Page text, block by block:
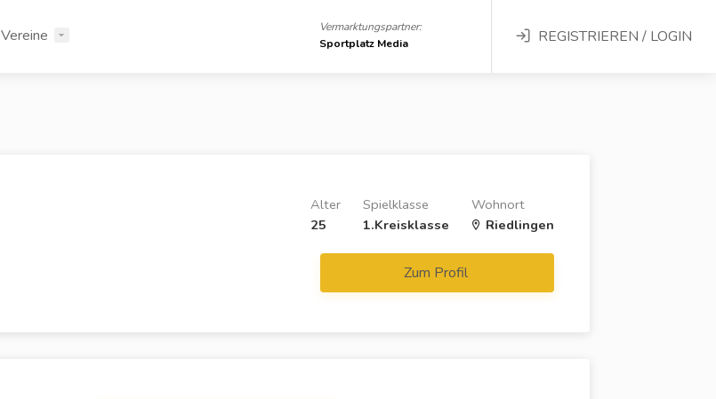
Vereine
Vermarktungspartner:
Sportplatz Media
REGISTRIEREN / LOGIN
Wohnort
Riedlingen
Spielklasse
1.Kreisklasse
Alter
25
Zum Profil